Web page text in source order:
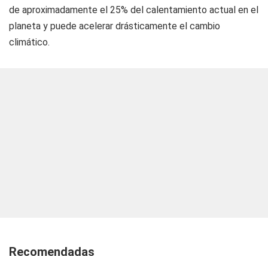
de aproximadamente el 25% del calentamiento actual en el
planeta y puede acelerar drásticamente el cambio
climático.
Recomendadas